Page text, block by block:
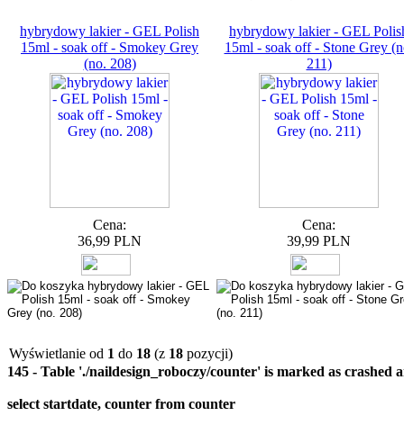
hybrydowy lakier - GEL Polish
15ml - soak off - Smokey Grey
(no. 208)
Cena:
36,99 PLN
hybrydowy lakier - GEL
15ml - soak off - Stone Grey
211)
Cena:
39,99 PLN
Wyświetlanie od 1 do 18 (z 18 pozycji)
145 - Table './naildesign_roboczy/counter' is marked as crashed
select startdate, counter from counter